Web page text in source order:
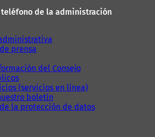
teléfono de la administración
prensa
del Consejo
(servicios en línea)
boletín
la protección de datos